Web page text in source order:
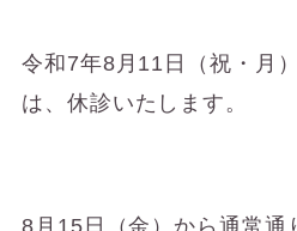
令和7年8月11日（祝・月
は、休診いたします。
8月15日（金）から通常通